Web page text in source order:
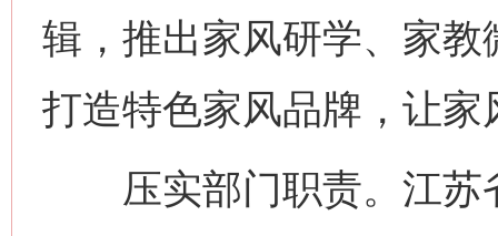
辑，推出家风研学、家
打造特色家风品牌，让
压实部门职责。江苏